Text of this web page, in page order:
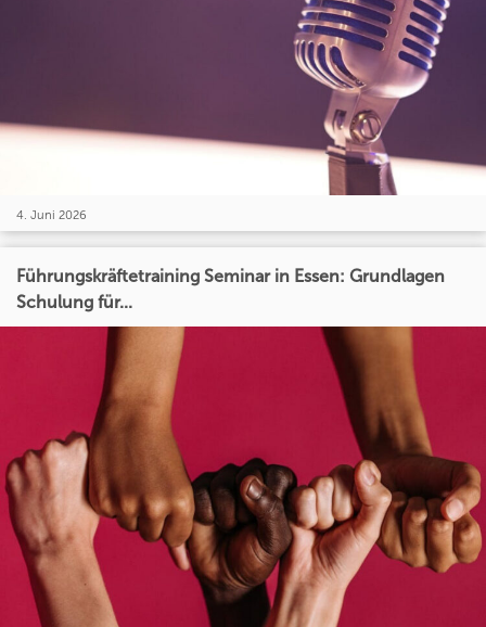
4. Juni 2026
Führungskräftetraining Seminar in Essen: Grundlagen
Schulung für...